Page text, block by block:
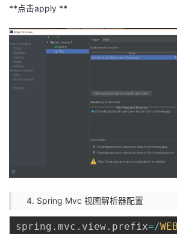
**点击apply **
Spring Mvc 视图解析器配置
spring . mvc . view. prefix=/WEB